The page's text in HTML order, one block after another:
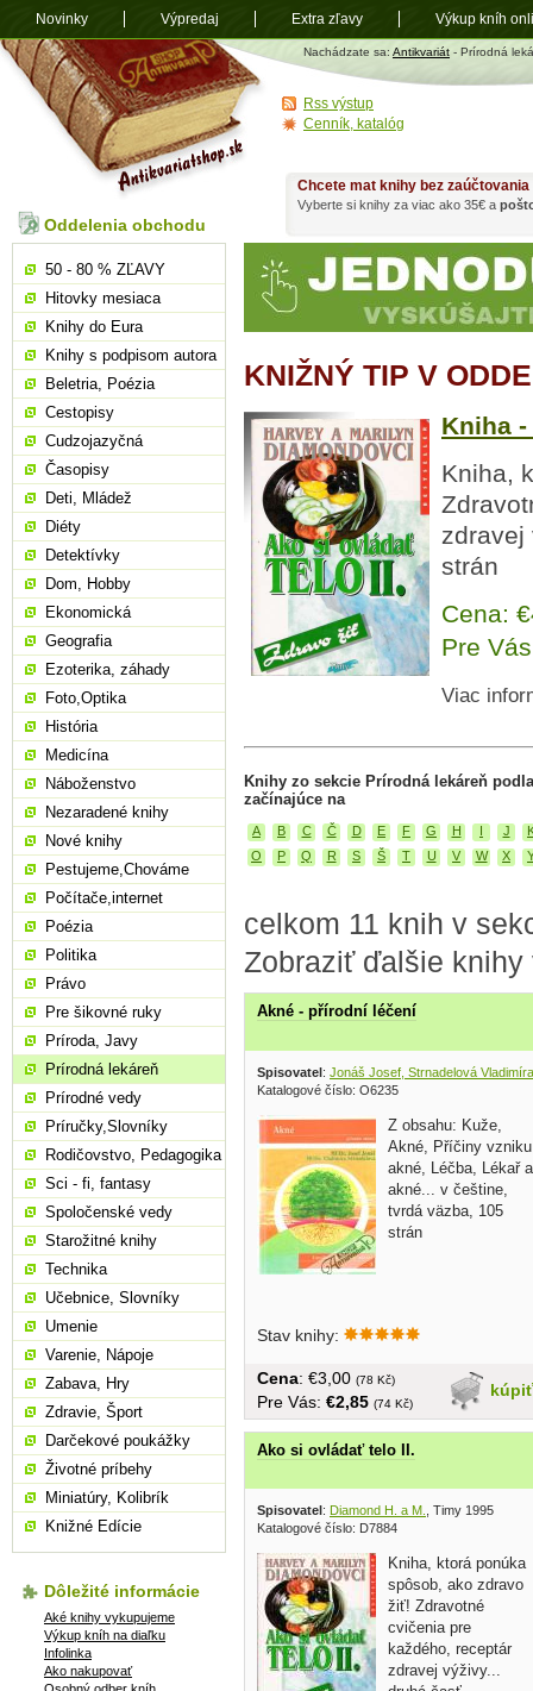
Antikvariát
shop.sk
Nachádzate sa: Antikvariát - Prírodná
KNIŽNÝ TIP V
Kniha
Kniha,
zdravej
strán
Cena:
Pre
Viac
Knihy zo sekcie Prírodná lekáreň
začínajúce na
A B C Č D E F G H I J
O
P Q R S Š T U V W X
celkom 11 knih v
Zobraziť ďalšie
Akné - přírodní léčení
Spisovatel: Jonáš Josef, Strnadelová Vladimíra
Katalogové číslo: O6235
Z obsahu: Kuže,
Akné, Příčiny vzniku
akné, Léčba, Lékař a
akné... v češtine,
tvrdá väzba, 105
strán
Stav knihy:
kúpiť
Cena: €3,00 (78 Kč)
Pre Vás: €2,85 (74 Kč)
Ako si ovládať telo II.
Spisovatel : Diamond H. a M., Timy 1995
Katalogové číslo: D7884
Kniha, ktorá ponúka
spôsob, ako zdravo
žiť! Zdravotné
cvičenia pre
každého, receptár
zdravej výživy...
Chcete mat knihy bez
Vyberte si knihy za viac ako 35€ a
Oddelenia obchodu
50 - 80 % ZĽAVY
Hitovky mesiaca
Knihy do Eura
Knihy s podpisom autora
Beletria, Poézia
Cestopisy
Cudzojazyčná
Časopisy
Deti, Mládež
Diéty
Detektívky
Dom, Hobby
Ekonomická
Geografia
Ezoterika, záhady
Foto,Optika
História
Medicína
Náboženstvo
Nezaradené knihy
Nové knihy
Pestujeme,Chováme
Počítače,internet
Poézia
Politika
Právo
Pre šikovné ruky
Príroda, Javy
Prírodná lekáreň
Prírodné vedy
Príručky,Slovníky
Rodičovstvo, Pedagogika
Sci - fi, fantasy
Spoločenské vedy
Starožitné knihy
Technika
Učebnice, Slovníky
Umenie
Varenie, Nápoje
Zabava, Hry
Zdravie, Šport
Darčekové poukážky
Životné príbehy
Miniatúry, Kolibrík
Knižné Edície
Dôležité informácie
Aké knihy vykupujeme
Výkup kníh na diaľku
Infolinka
Ako nakupovať
Rss výstup
Cenník, katalóg
Novinky Výpredaj Extra zľavy Výkup kníh